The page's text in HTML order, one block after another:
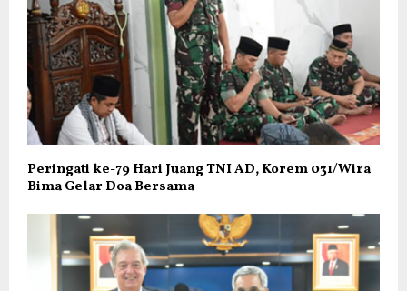
Peringati ke-79 Hari Juang TNI AD, Korem 031/Wira
Bima Gelar Doa Bersama